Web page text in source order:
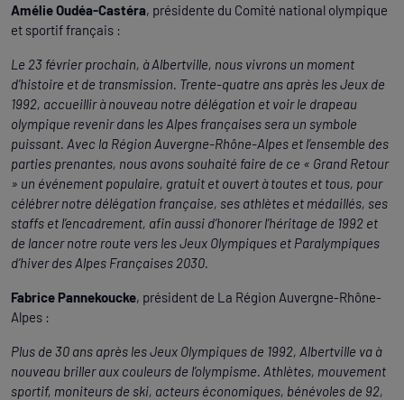
Amélie Oudéa-Castéra, présidente du Comité national olympique
et sportif français :
Le 23 février prochain, à Albertville, nous vivrons un moment
d’histoire et de transmission. Trente-quatre ans après les Jeux de
1992, accueillir à nouveau notre délégation et voir le drapeau
olympique revenir dans les Alpes françaises sera un symbole
puissant. Avec la Région Auvergne-Rhône-Alpes et l’ensemble des
parties prenantes, nous avons souhaité faire de ce « Grand Retour
» un événement populaire, gratuit et ouvert à toutes et tous, pour
célébrer notre délégation française, ses athlètes et médaillés, ses
staffs et l’encadrement, afin aussi d’honorer l’héritage de 1992 et
de lancer notre route vers les Jeux Olympiques et Paralympiques
d’hiver des Alpes Françaises 2030.
Fabrice Pannekoucke, président de La Région Auvergne-Rhône-
Alpes :
Plus de 30 ans après les Jeux Olympiques de 1992, Albertville va à
nouveau briller aux couleurs de l’olympisme. Athlètes, mouvement
sportif, moniteurs de ski, acteurs économiques, bénévoles de 92,